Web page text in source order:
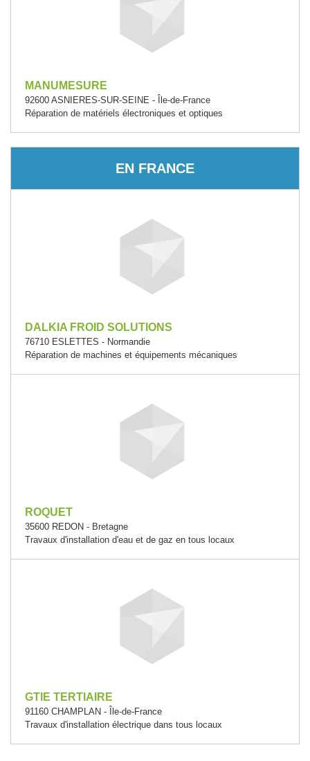
MANUMESURE
92600 ASNIERES-SUR-SEINE - Île-de-France
Réparation de matériels électroniques et optiques
EN FRANCE
DALKIA FROID SOLUTIONS
76710 ESLETTES - Normandie
Réparation de machines et équipements mécaniques
ROQUET
35600 REDON - Bretagne
Travaux d'installation d'eau et de gaz en tous locaux
GTIE TERTIAIRE
91160 CHAMPLAN - Île-de-France
Travaux d'installation électrique dans tous locaux